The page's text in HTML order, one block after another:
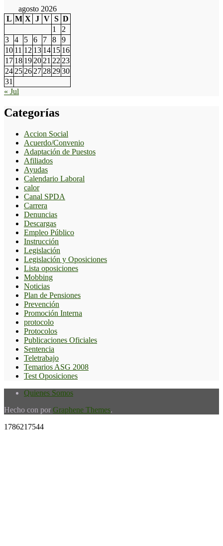
agosto 2026
L M X J V S D
1
2
3
4 5 6 7 8
9
10 11 12 13 14 15 16
17 18 19 20 21 22 23
24 25 26 27 28 2930
31
« Jul
Categorías
Accion Social
Acuerdo/Convenio
Adaptación de Puestos
Afiliados
Ayudas
Calendario Laboral
calor
Canal SPDA
Carrera
Denuncias
Descargas
Empleo Público
Instrucción
Legislación
Legislación y Oposiciones
Lista oposiciones
Mobbing
Noticias
Plan de Pensiones
Prevención
Promoción Interna
protocolo
Protocolos
Publicaciones Oficiales
Sentencia
Teletrabajo
Temarios ASG 2008
Test Oposiciones
Quienes Somos
Hecho con por Graphene Themes.
1786217544